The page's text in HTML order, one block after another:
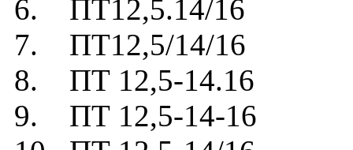
6. ПТ12,5.14/16
7. ПТ12,5/14/16
8. ПТ 12,5-14.16
9. ПТ 12,5-14-16